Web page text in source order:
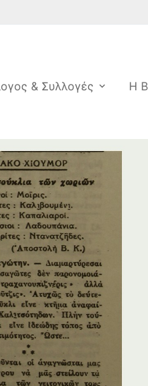
& Συλλογές Η